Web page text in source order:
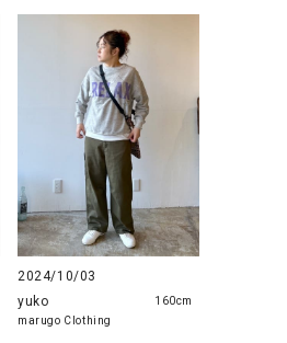
2024/10/03
yuko
marugo Clothing
160cm